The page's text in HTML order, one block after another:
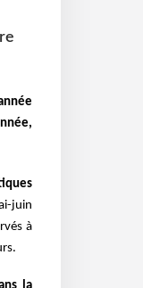
juin
à